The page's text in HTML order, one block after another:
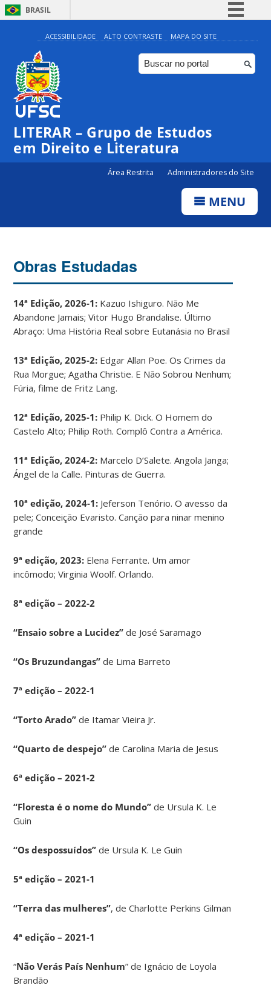
BRASIL
Simplifique!
Comunica BR
Participe
Canais
ACESSIBILIDADE ALTO CONTRASTE MAPA DO SITE
LITERAR – Grupo de Estudos
em Direito e Literatura
Área Restrita Administradores do Site
MENU
Obras Estudadas
14ª Edição, 2026-1: Kazuo Ishiguro. Não Me
Abandone Jamais; Vitor Hugo Brandalise. Último
Abraço: Uma História Real sobre Eutanásia no Brasil
13ª Edição, 2025-2: Edgar Allan Poe. Os Crimes da
Rua Morgue; Agatha Christie. E Não Sobrou Nenhum;
Fúria, filme de Fritz Lang.
12ª Edição, 2025-1: Philip K. Dick. O Homem do
Castelo Alto; Philip Roth. Complô Contra a América.
11ª Edição, 2024-2: Marcelo D’Salete. Angola Janga;
Ángel de la Calle. Pinturas de Guerra.
10ª edição, 2024-1: Jeferson Tenório. O avesso da
pele; Conceição Evaristo. Canção para ninar menino
grande
9ª edição, 2023: Elena Ferrante. Um amor
incômodo; Virginia Woolf. Orlando.
8ª edição – 2022-2
“Ensaio sobre a Lucidez”de José Saramago
“Os Bruzundangas” de Lima Barreto
7ª edição – 2022-1
“Torto Arado”de Itamar Vieira Jr.
“Quarto de despejo”de Carolina Maria de Jesus
6ª edição – 2021-2
“Floresta é o nome do Mundo”de Ursula K. Le
Guin
“Os despossuídos”de Ursula K. Le Guin
5ª edição – 2021-1
“Terra das mulheres”, de Charlotte Perkins Gilman
4ª edição – 2021-1
“Não Verás País Nenhum” de Ignácio de Loyola
Brandão